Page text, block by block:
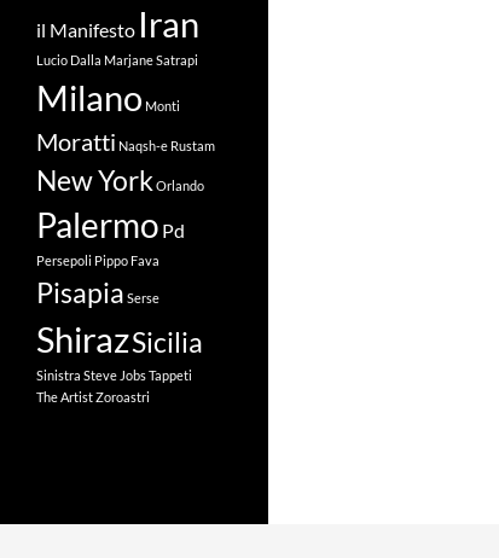
il Manifesto Iran
Lucio Dalla Marjane Satrapi
Milano Monti
Moratti Naqsh-e Rustam
New York Orlando
Palermo Pd
Persepoli Pippo Fava
Pisapia Serse
ShirazSicilia
Sinistra Steve JobsTappeti
The ArtistZoroastri